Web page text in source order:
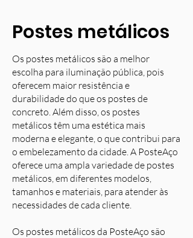
Postes metálicos
Os postes metálicos são a melhor
escolha para iluminação pública, pois
oferecem maior resistência e
durabilidade do que os postes de
concreto. Além disso, os postes
metálicos têm uma estética mais
moderna e elegante, o que contribui para
o embelezamento da cidade. A PosteAço
oferece uma ampla variedade de postes
metálicos, em diferentes modelos,
tamanhos e materiais, para atender às
necessidades de cada cliente.
Os postes metálicos da PosteAço são